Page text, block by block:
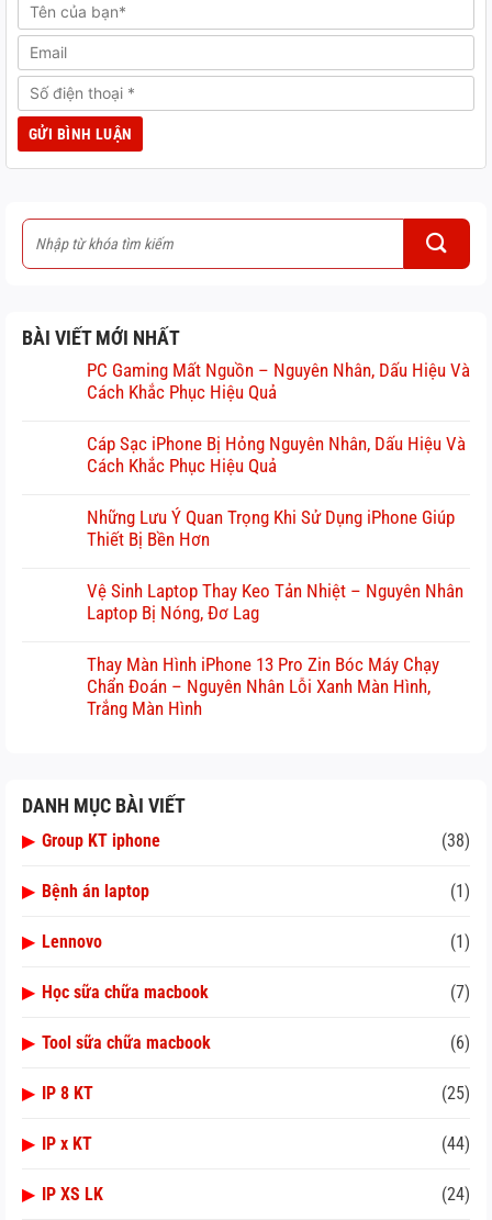
BÀI VIẾT MỚI NHẤT
PC Gaming Mất Nguồn – Nguyên Nhân, Dấu Hiệu Và
Cách Khắc Phục Hiệu Quả
Cáp Sạc iPhone Bị Hỏng Nguyên Nhân, Dấu Hiệu Và
Cách Khắc Phục Hiệu Quả
Những Lưu Ý Quan Trọng Khi Sử Dụng iPhone Giúp
Thiết Bị Bền Hơn
Vệ Sinh Laptop Thay Keo Tản Nhiệt – Nguyên Nhân
Laptop Bị Nóng, Đơ Lag
Thay Màn Hình iPhone 13 Pro Zin Bóc Máy Chạy
Chẩn Đoán – Nguyên Nhân Lỗi Xanh Màn Hình,
Trắng Màn Hình
DANH MỤC BÀI VIẾT
▶ Group KT iphone (38)
▶ Bệnh án laptop (1)
▶ Lennovo (1)
▶ Học sữa chữa macbook (7)
▶ Tool sữa chữa macbook (6)
▶ IP 8 KT (25)
▶ IP x KT (44)
▶ IP XS LK (24)